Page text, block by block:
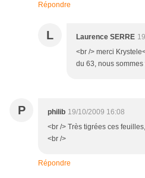
Répondre
L Laurence SERRE
<br /> merci
du 63, nous sommes
P philib 19/10/2009 16:08
<br /> Très tigrées ces
<br />
Répondre